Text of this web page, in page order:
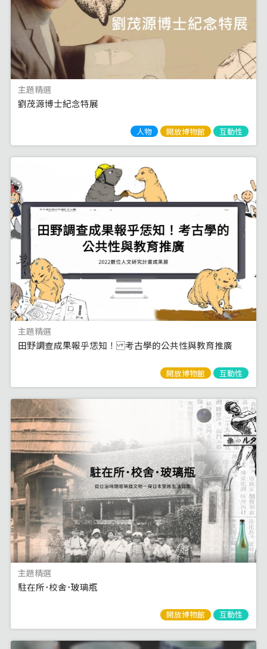
主題精選
劉茂源博士紀念特展
人物 開放博物館 互動性
主題精選
田野調查成果報乎恁知！ 考古學的公共性與教育推廣
開放博物館 互動性
主題精選
駐在所･校舍･玻璃瓶
開放博物館 互動性